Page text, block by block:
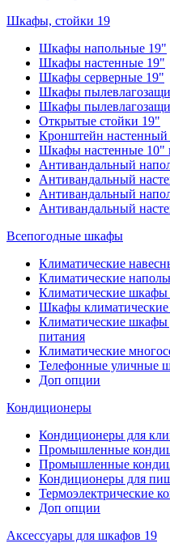
Шкафы, стойки 19
Шкафы напольные 19"
Шкафы настенные 19"
Шкафы серверные 19"
Шкафы
Шкафы
Открытые стойки 19"
Кронштейн настенный
Шкафы настенные 10"
Антивандальный
Антивандальный
Антивандальный
Антивандальный
Всепогодные шкафы
Климатические
Климатические
Климатические шкафы
Шкафы
Климатические шкафы
питания
Климатические
Телефонные
Доп опции
Кондиционеры
Кондиционеры для
Промышленные
Промышленные
Кондиционеры для
Термоэлектрические
Доп опции
Аксессуары для шкафов 19